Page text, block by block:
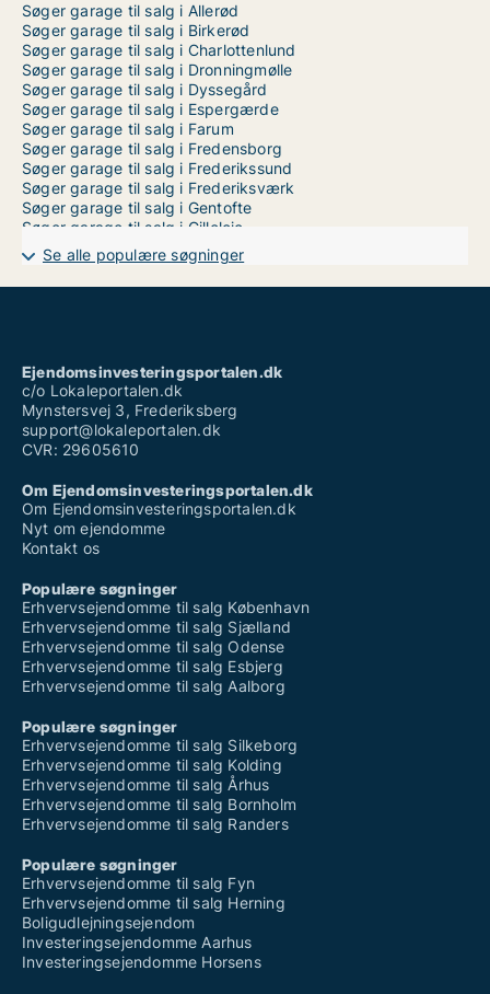
Søger garage til salg i Allerød
Søger garage til salg i Birkerød
Søger garage til salg i Charlottenlund
Søger garage til salg i Dronningmølle
Søger garage til salg i Dyssegård
Søger garage til salg i Espergærde
Søger garage til salg i Farum
Søger garage til salg i Fredensborg
Søger garage til salg i Frederikssund
Søger garage til salg i Frederiksværk
Søger garage til salg i Gentofte
Søger garage til salg i Gilleleje
Søger garage til salg i Græsted
Søger garage til salg i Gørløse
Søger garage til salg i Hellebæk
Søger garage til salg i Holte
Søger garage til salg i Hornbæk
Søger garage til salg i Humlebæk
Søger garage til salg i Hundested
Søger garage til salg i Hørsholm
Søger garage til salg i Klampenborg
Søger garage til salg i Kongens Lyngby
Søger garage til salg i Kvistgård
Søger garage til salg i Liseleje
Søger garage til salg i Melby
Søger garage til salg i Nivå
Søger garage til salg i Nærum
Søger garage til salg i Rungsted Kyst
Søger garage til salg i Skævinge
Søger garage til salg i Slangerup
Søger garage til salg i Snekkersten
Søger garage til salg i Stenløse
Søger garage til salg i Tikøb
Søger garage til salg i Tisvildeleje
Søger garage til salg i Vedbæk
Søger garage til salg i Vejby
Søger garage til salg i Veksø Sjælland
Søger garage til salg i Virum
Søger garage til salg i Værløse
Søger garage til salg i Ølsted
Søger garage til salg i Ølstykke
Søger garage til salg i Ålsgårde
Se alle populære søgninger
Ejendomsinvesteringsportalen.dk
c/o Lokaleportalen.dk
Mynstersvej 3, Frederiksberg
support@lokaleportalen.dk
CVR: 29605610
Om Ejendomsinvesteringsportalen.dk
Om Ejendomsinvesteringsportalen.dk
Nyt om ejendomme
Kontakt os
Populære søgninger
Erhvervsejendomme til salg København
Erhvervsejendomme til salg Sjælland
Erhvervsejendomme til salg Odense
Erhvervsejendomme til salg Esbjerg
Erhvervsejendomme til salg Aalborg
Populære søgninger
Erhvervsejendomme til salg Silkeborg
Erhvervsejendomme til salg Kolding
Erhvervsejendomme til salg Århus
Erhvervsejendomme til salg Bornholm
Erhvervsejendomme til salg Randers
Populære søgninger
Erhvervsejendomme til salg Fyn
Erhvervsejendomme til salg Herning
Boligudlejningsejendom
Investeringsejendomme Aarhus
Investeringsejendomme Horsens